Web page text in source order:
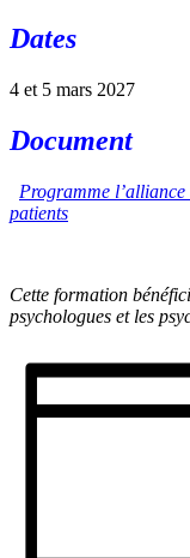
Dates
4 et 5 mars 2027
Document
Programme
patients
Cette formation
psychologues et les